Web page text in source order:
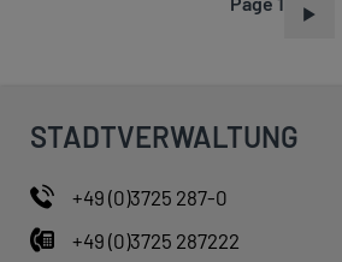
STADTVERWALTUNG
+49 (0)3725 287-0
+49 (0)3725 287222